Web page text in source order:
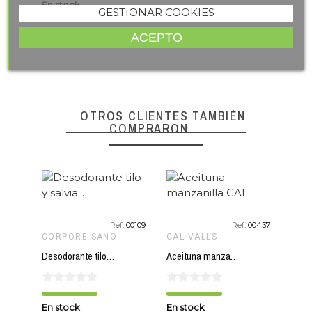
GESTIONAR COOKIES
ACEPTO
En stock En
OTROS CLIENTES TAMBIÉN
COMPRARON
Ref: 00109
CORPORE SANO
Desodorante tilo y salvia CORPORE SANO 150 ml
En stock
favorite_border
Ref: 00437
CAL VALLS
Aceituna manzanilla CAL VALLS 200 gr ECO
En stock
favorite_border